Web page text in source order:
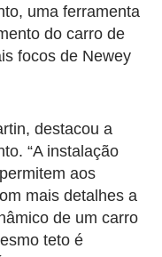
uma ferramenta
do carro de
focos de Newey
destacou a
“A instalação
aos
mais detalhes a
de um carro
teto é